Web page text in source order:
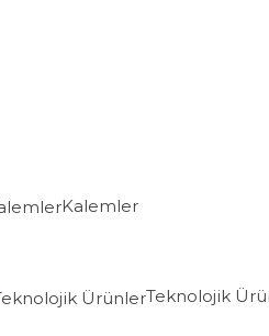
Kalemler
Teknolojik